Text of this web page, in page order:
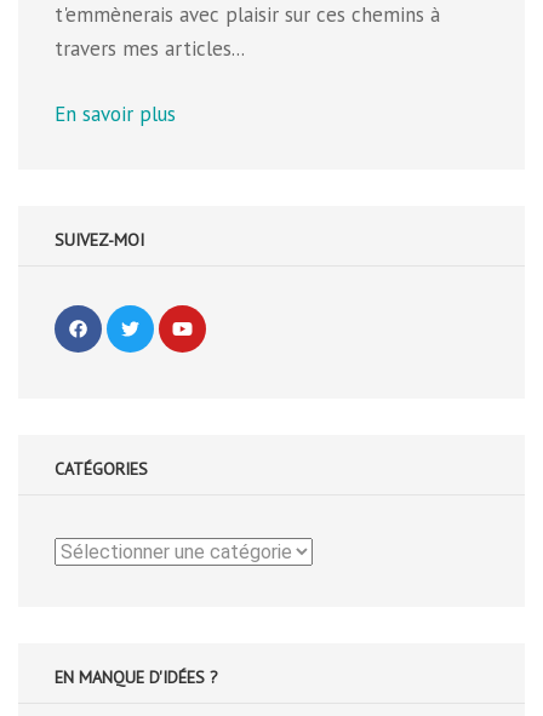
t'emmènerais avec plaisir sur ces chemins à
travers mes articles...
En savoir plus
SUIVEZ-MOI
CATÉGORIES
Catégories
EN MANQUE D'IDÉES ?